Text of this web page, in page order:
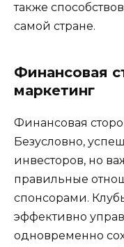
также
самой стране.
Финансовая
маркетинг
Финансовая
Безусловно,
инвесторов, но
правильные
спонсорами.
эффективно
одновременно